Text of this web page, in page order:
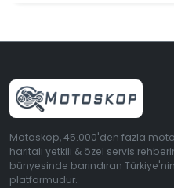
Motoskop, 45.000'den fazla
haritalı yetkili & özel servis
bünyesinde barındıran
platformudur.